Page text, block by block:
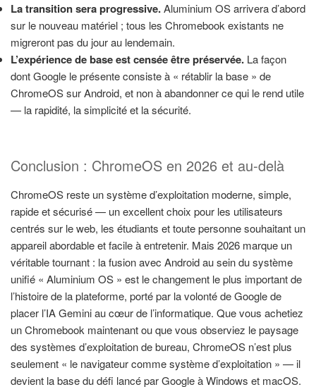
La transition sera progressive.Aluminium OS arrivera d’abord
sur le nouveau matériel ; tous les Chromebook existants ne
migreront pas du jour au lendemain.
L’expérience de base est censée être préservée. La façon
dont Google le présente consiste à « rétablir la base » de
ChromeOS sur Android, et non à abandonner ce qui le rend utile
— la rapidité, la simplicité et la sécurité.
Conclusion : ChromeOS en 2026 et au-delà
ChromeOS reste un système d’exploitation moderne, simple,
rapide et sécurisé — un excellent choix pour les utilisateurs
centrés sur le web, les étudiants et toute personne souhaitant un
appareil abordable et facile à entretenir. Mais 2026 marque un
véritable tournant : la fusion avec Android au sein du système
unifié « Aluminium OS » est le changement le plus important de
l’histoire de la plateforme, porté par la volonté de Google de
placer l’IA Gemini au cœur de l’informatique. Que vous achetiez
un Chromebook maintenant ou que vous observiez le paysage
des systèmes d’exploitation de bureau, ChromeOS n’est plus
seulement « le navigateur comme système d’exploitation » — il
devient la base du défi lancé par Google à Windows et macOS.